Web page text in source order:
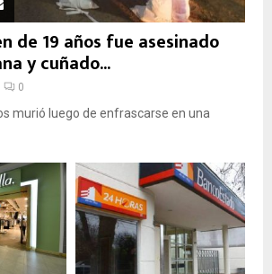
de 19 años fue asesinado
y cuñado...
0
murió luego de enfrascarse en una